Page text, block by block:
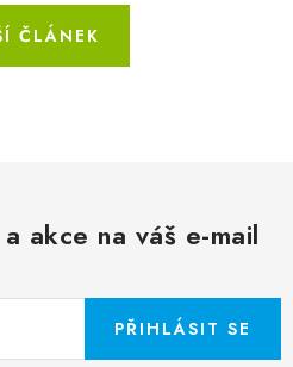
ČLÁNEK
akce na váš e-mail
PŘIHLÁSIT SE